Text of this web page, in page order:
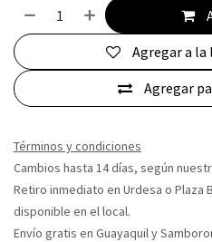
Agregar
Agregar a la
Términos y condiciones
Cambios hasta 14 días, según
Retiro inmediato en Urdesa o Plaza
disponible en el local.
Envío gratis en Guayaquil y